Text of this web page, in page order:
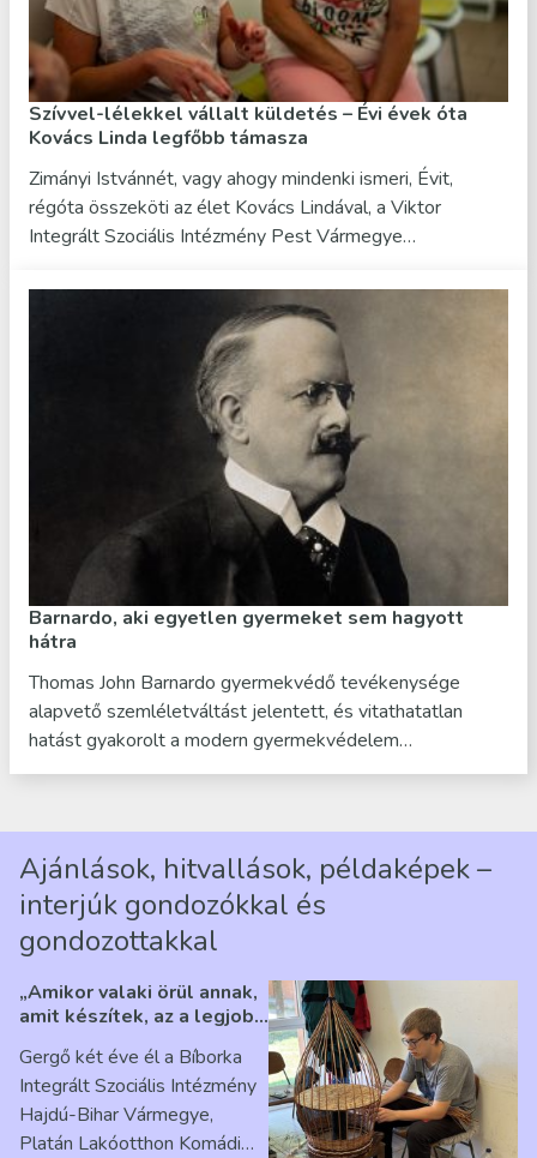
Szívvel-lélekkel vállalt küldetés – Évi évek óta
Kovács Linda legfőbb támasza
Zimányi Istvánnét, vagy ahogy mindenki ismeri, Évit,
régóta összeköti az élet Kovács Lindával, a Viktor
Integrált Szociális Intézmény Pest Vármegye…
Barnardo, aki egyetlen gyermeket sem hagyott
hátra
Thomas John Barnardo gyermekvédő tevékenysége
alapvető szemléletváltást jelentett, és vitathatatlan
hatást gyakorolt a modern gyermekvédelem…
Ajánlások, hitvallások, példaképek –
interjúk gondozókkal és
gondozottakkal
„Amikor valaki örül annak,
amit készítek, az a legjobb
Ribárszky Gergő ellátottal
Gergő két éve él a Bíborka
Integrált Szociális Intézmény
Hajdú-Bihar Vármegye,
Platán Lakóotthon Komádi